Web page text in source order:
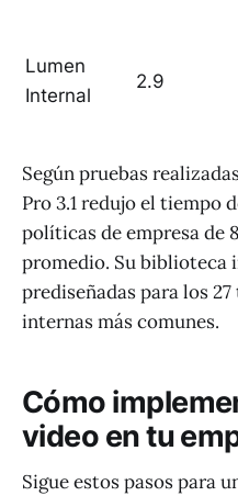
Lumen
Internal
2.9
Según pruebas
Pro 3.1 redujo el tiempo
políticas de empresa de
promedio. Su biblioteca
prediseñadas para los
internas más comunes.
Cómo
video en tu
Sigue estos pasos para